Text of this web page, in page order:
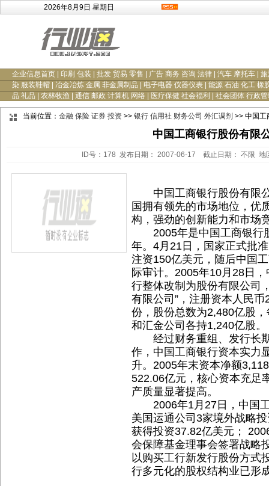
2026年8月9日 星期日
企业信息首页 印刷 包装 批发 贸易 零售 广告 商务 咨询 法律 汽车 摩托车
旅
染 服装鞋帽
冶金冶炼 金属 非金属制品 电子电器 仪器仪表
能源 石油 化工 橡
品 礼品
农林牧渔 通信 邮政 计算机 网络 医疗保健 社会福利 社会团体 行政
当前位置： 金融 保险 证券 投资 >> 银行 信用社 财务公司 外汇调剂 >> 中国工
中国工商银行股份有限
ID号：178 发布日期： 2007-06-17 截止日期： 不限 地
中国工商银行股份有限公
国拥有领先的市场地位，优
构，强劲的创新能力和市场
2005年是中国工商银行
年。4月21日，国家正式批
注资150亿美元，随后中国
际审计。2005年10月28日
行整体改制为股份有限公司
有限公司”，注册资本人民
份，股份总数为2,480亿股
和汇金公司各持1,240亿股。
经过财务重组、发行长期
作，中国工商银行资本实力
升。2005年末资本净额
522.06亿元，核心资本充足
产质量显著提高。
2006年1月27日，中国工
美国运通公司3家境外战略
获得投资37.82亿美元；
会保障基金理事会签署战略
以购买工行新发行股份方式
行多元化的股权结构业已形